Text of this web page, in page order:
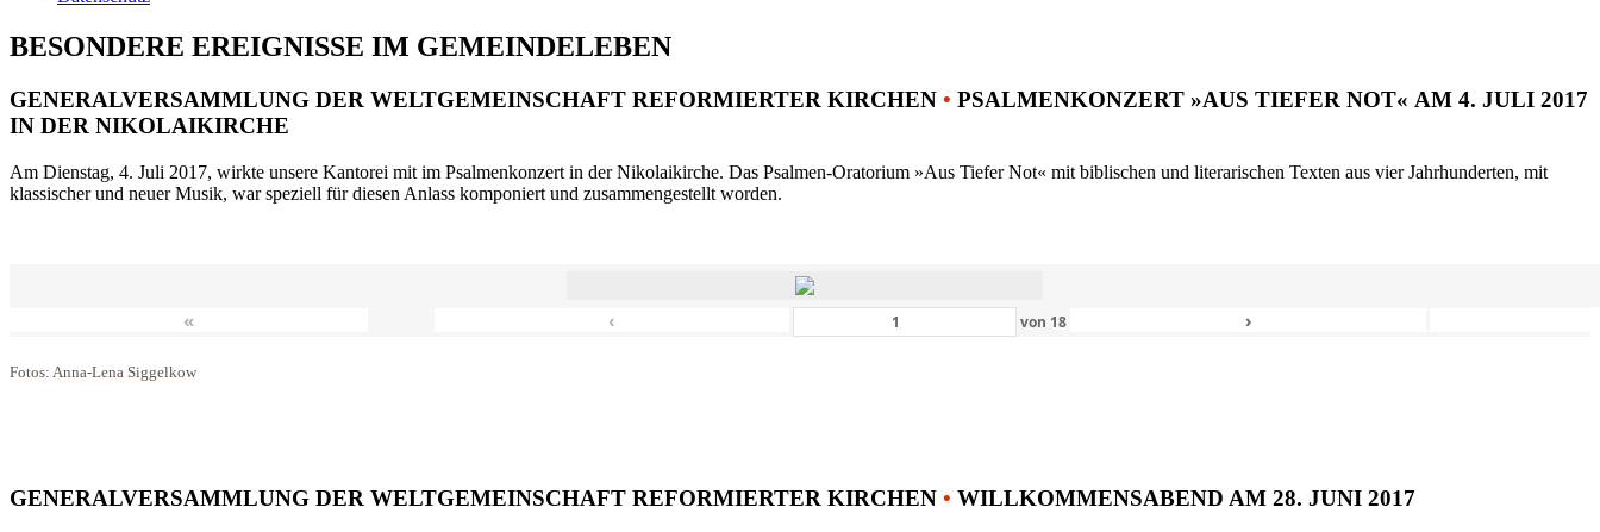
BESONDERE EREIGNISSE IM GEMEINDELEBEN
GENERALVERSAMMLUNG DER WELTGEMEINSCHAFT REFORMIERTER KIRCHEN • PSALMENKONZERT »AUS TIEFER NOT« AM 4. JULI 2017
IN DER NIKOLAIKIRCHE
Am Dienstag, 4. Juli 2017, wirkte unsere Kantorei mit im Psalmenkonzert in der Nikolaikirche. Das Psalmen-Oratorium »Aus Tiefer Not« mit biblischen und literarischen Texten aus vier Jahrhunderten, mit
klassischer und neuer Musik, war speziell für diesen Anlass komponiert und zusammengestellt worden.
« ‹ von 18 ›
Fotos: Anna-Lena Siggelkow
GENERALVERSAMMLUNG DER WELTGEMEINSCHAFT REFORMIERTER KIRCHEN • WILLKOMMENSABEND AM 28. JUNI 2017